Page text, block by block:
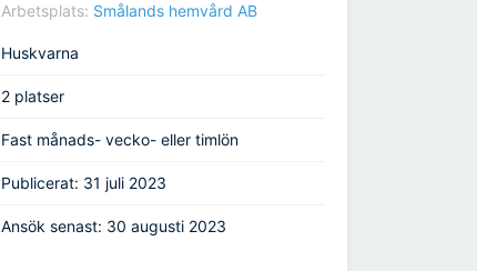
Arbetsplats: Smålands hemvård AB
Huskvarna
2 platser
Fast månads- vecko- eller timlön
Publicerat: 31 juli 2023
Ansök senast: 30 augusti 2023